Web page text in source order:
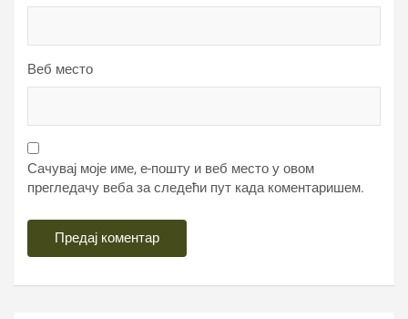
Веб место
Сачувај моје име, е-пошту и веб место у овом
прегледачу веба за следећи пут када коментаришем.